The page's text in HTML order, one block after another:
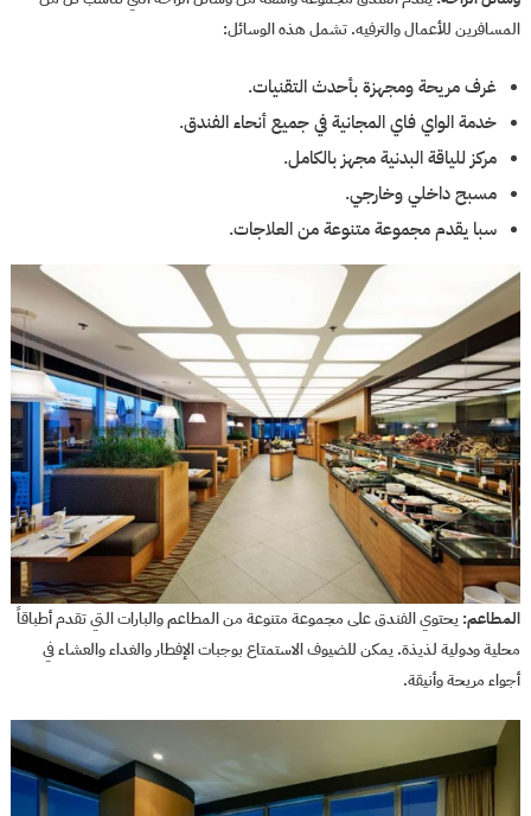
المسافرين للأعمال والترفيه. تشمل هذه الوسائل:
غرف مريحة ومجهزة بأحدث التقنيات.
خدمة الواي فاي المجانية في جميع أنحاء الفندق.
مركز للياقة البدنية مجهز بالكامل.
مسبح داخلي وخارجي.
سبا يقدم مجموعة متنوعة من العلاجات.
المطاعم: يحتوي الفندق على مجموعة متنوعة من المطاعم والبارات التي تقدم أطباقاً
محلية ودولية لذيذة. يمكن للضيوف الاستمتاع بوجبات الإفطار والغداء والعشاء في
أجواء مريحة وأنيقة.